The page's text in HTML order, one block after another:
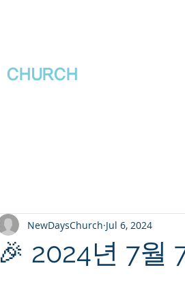
CHURCH
🎉 2024년 7월
NewDaysChurch Jul 6, 2024